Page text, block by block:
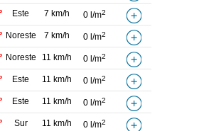
Este 7 km/h 0 l/m2
Noreste 7 km/h 0 l/m2
Noreste 11 km/h 0 l/m2
Este 11 km/h 0 l/m2
Este 11 km/h 0 l/m2
Sur 11 km/h 0 l/m2